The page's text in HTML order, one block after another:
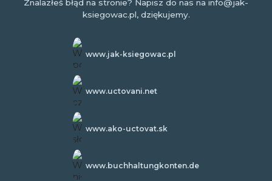
Znalazłeś błąd na stronie? Napisz do nas na info@jak-
ksiegowac.pl, dziękujemy.
www.jak-ksiegowac.pl
www.uctovani.net
www.ako-uctovat.sk
www.buchhaltungkonten.de